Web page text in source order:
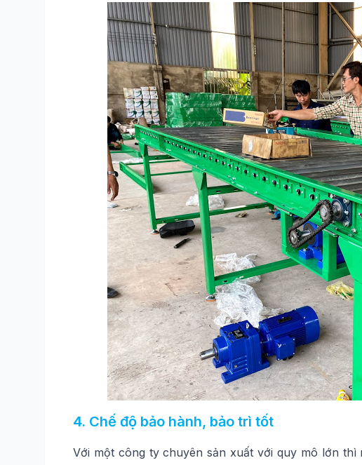
4. Chế độ bảo hành, bảo trì tốt
Với một công ty chuyên sản xuất với quy mô lớn